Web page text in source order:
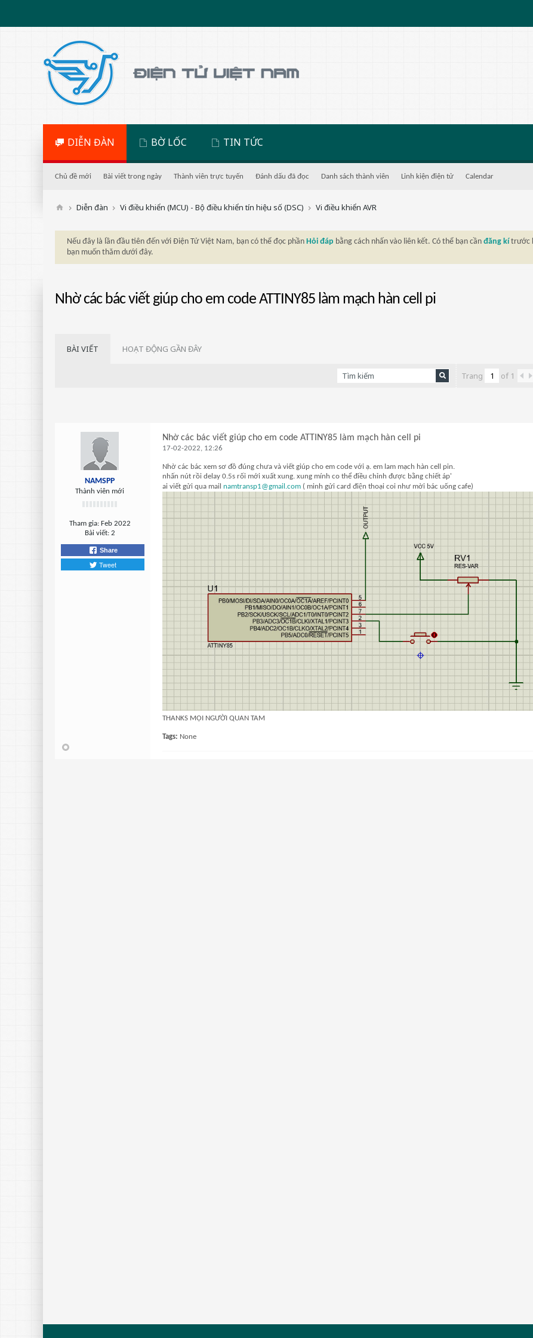
DIỄN ĐÀN BỜ LỐC TIN TỨC
Chủ đề mới Bài viết trong ngày Thành viên trực tuyến Đánh dấu đã đọc Danh sách thành viên Linh kiện điện tử Calendar
Diễn đàn Vi điều khiển (MCU) - Bộ điều khiển tín hiệu số (DSC) Vi điều khiển AVR
Nếu đây là lần đầu tiên đến với Điện Tử Việt Nam, bạn có thể đọc phần Hỏi đáp bằng cách nhấn vào liên kết. Có thể bạn cần đăng kí trước
bạn muốn thăm dưới đây.
Nhờ các bác viết giúp cho em code ATTINY85 làm mạch hàn cell pi
BÀI VIẾT HOẠT ĐỘNG GẦN ĐÂY
Trang of 1
NAMSPP
Thành viên mới
Tham gia: Feb 2022
Bài viết: 2
Share
Tweet
Nhờ các bác viết giúp cho em code ATTINY85 làm mạch hàn cell pi
17-02-2022, 12:26
Nhờ các bác xem sơ đồ đúng chưa và viết giúp cho em code với ạ. em lam mạch hàn cell pin.
nhấn nút rồi delay 0.5s rối mới xuất xung. xung mính co thể điều chỉnh được bằng chiết áp'
ai viết gửi qua mail namtransp1@gmail.com ( minh gửi card điện thoại coi như mời bác uống cafe)
THANKS MỌI NGƯỜI QUAN TAM
Tags: None